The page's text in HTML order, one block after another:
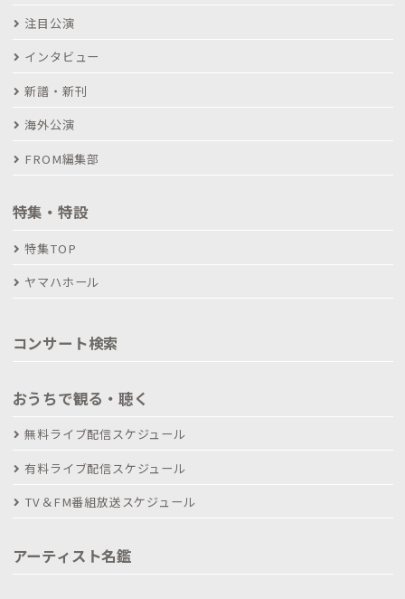
注目公演
インタビュー
新譜・新刊
海外公演
FROM編集部
特集・特設
特集TOP
ヤマハホール
コンサート検索
おうちで観る・聴く
無料ライブ配信スケジュール
有料ライブ配信スケジュール
TV＆FM番組放送スケジュール
アーティスト名鑑